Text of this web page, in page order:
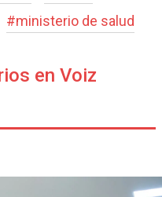
#ministerio de salud
en Voiz